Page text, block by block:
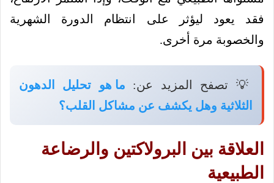
فقد يعود ليؤثر على انتظام الدورة الشهرية
والخصوبة مرة أخرى.
💡 تصفح المزيد عن: ما هو تحليل الدهون
الثلاثية وهل يكشف عن مشاكل القلب؟
العلاقة بين البرولاكتين والرضاعة
الطبيعية